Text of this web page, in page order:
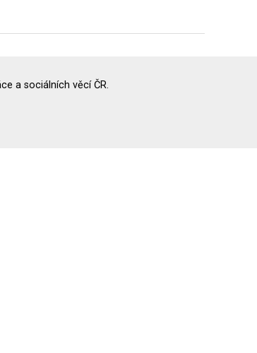
a sociálních věcí ČR.